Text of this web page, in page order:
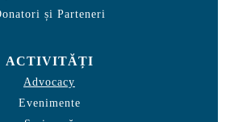
și Parteneri
ACTIVITĂȚI
Advocacy
Evenimente